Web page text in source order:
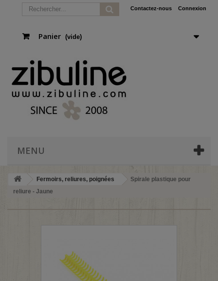
Connexion
Contactez-nous
Panier (vide)
MENU
Fermoirs, reliures, poignées
Spirale plastique pour
reliure - Jaune